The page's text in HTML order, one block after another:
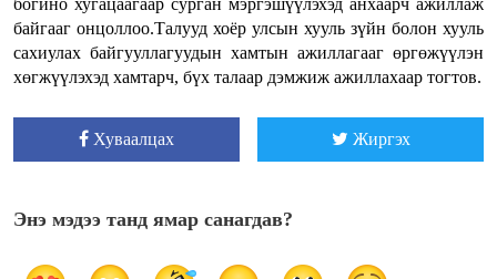
байгааг онцоллоо.Талууд хоёр улсын хууль зүйн болон хууль
сахиулах байгууллагуудын хамтын ажиллагааг өргөжүүлэн
хөгжүүлэхэд хамтарч, бүх талаар дэмжиж ажиллахаар тогтов.
Хуваалцах Жиргэх
Энэ мэдээ танд ямар санагдав?